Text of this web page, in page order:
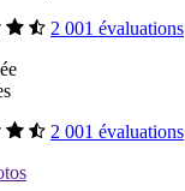
2 001 évaluations
2 001 évaluations